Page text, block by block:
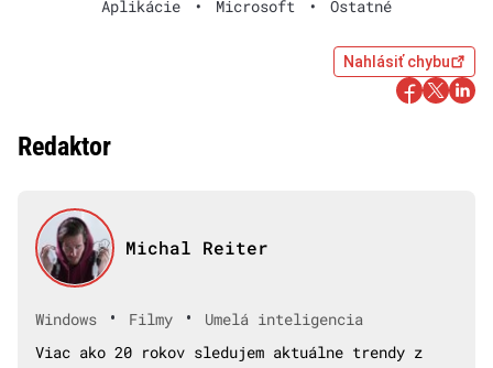
Aplikácie • Microsoft • Ostatné
Nahlásiť chybu
Redaktor
Michal Reiter
Windows • Filmy •
Umelá inteligencia
Viac ako 20 rokov sledujem aktuálne trendy z